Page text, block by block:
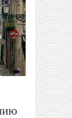
в Ереван
всего за
27€ туда-
членов
WDC или
за 47€
всем
Распродажа